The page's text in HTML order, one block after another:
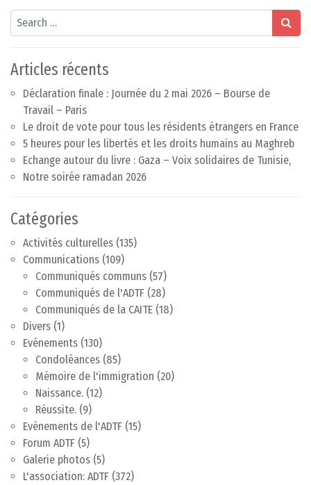
Search
Articles récents
Déclaration finale : Journée du 2 mai 2026 – Bourse de
Travail – Paris
Le droit de vote pour tous les résidents étrangers en France
5 heures pour les libertés et les droits humains au Maghreb
Echange autour du livre : Gaza – Voix solidaires de Tunisie,
Notre soirée ramadan 2026
Catégories
Activités culturelles (135)
Communications (109)
Communiqués communs (57)
Communiqués de l'ADTF (28)
Communiqués de la CAITE (18)
Divers (1)
Evénements (130)
Condoléances (85)
Mémoire de l'immigration (20)
Naissance. (12)
Réussite. (9)
Evènements de l'ADTF (15)
Forum ADTF (5)
Galerie photos (5)
L'association: ADTF (372)